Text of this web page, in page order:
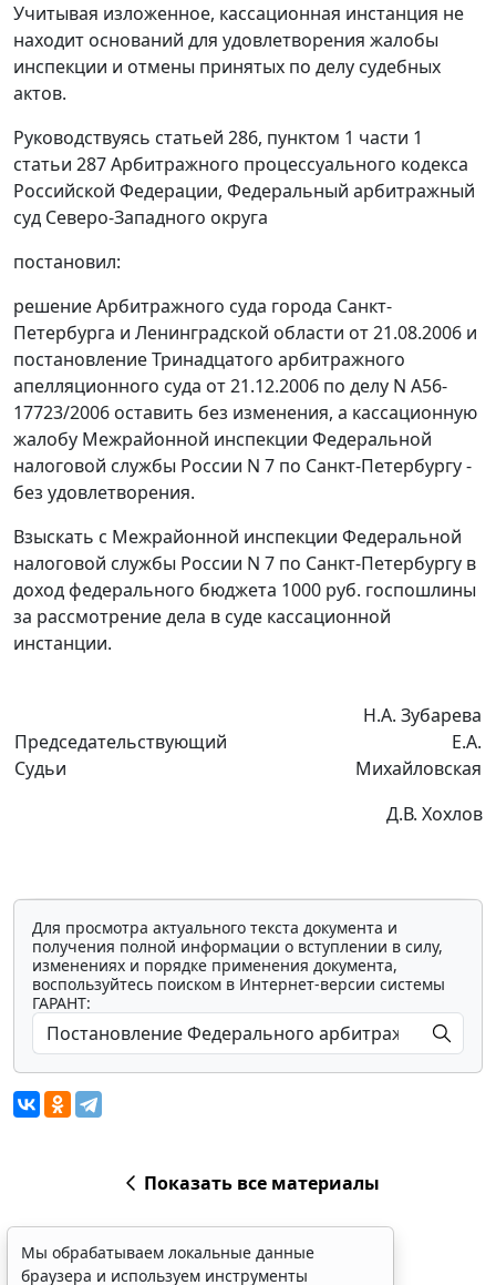
Учитывая изложенное, кассационная инстанция не
находит оснований для удовлетворения жалобы
инспекции и отмены принятых по делу судебных
актов.
Руководствуясь статьей 286, пунктом 1 части 1
статьи 287Арбитражного процессуального кодекса
Российской Федерации, Федеральный арбитражный
суд Северо-Западного округа
постановил:
решение Арбитражного суда города Санкт-
Петербурга и Ленинградской области от 21.08.2006 и
постановление Тринадцатого арбитражного
апелляционного суда от 21.12.2006 по делу N А56-
17723/2006 оставить без изменения, а кассационную
жалобу Межрайонной инспекции Федеральной
налоговой службы России N 7 по Санкт-Петербургу -
без удовлетворения.
Взыскать с Межрайонной инспекции Федеральной
налоговой службы России N 7 по Санкт-Петербургу в
доход федерального бюджета 1000 руб. госпошлины
за рассмотрение дела в суде кассационной
инстанции.
Председательствующий
Судьи
Н.А. Зубарева
Е.А.
Михайловская
Д.В. Хохлов
Для просмотра актуального текста документа и
получения полной информации о вступлении в силу,
изменениях и порядке применения документа,
воспользуйтесь поиском в Интернет-версии системы
ГАРАНТ:
Показать все материалы
Мы обрабатываем локальные данные
браузера и используем инструменты